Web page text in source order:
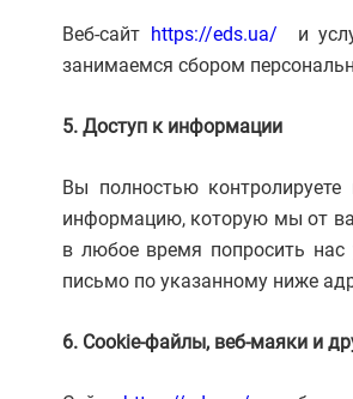
Веб-сайт https://eds.ua/ и
занимаемся сбором
5. Доступ к информации
Вы полностью
информацию, которую мы от
в любое время попросить
письмо по указанному ниже
6. Cookie-файлы, веб-маяки и